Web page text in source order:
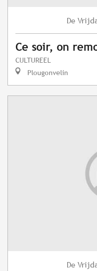
De
Ce soir, on
CULTUREEL
Plougonvelin
De